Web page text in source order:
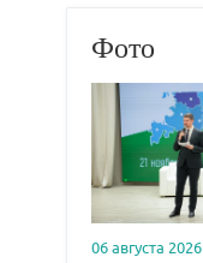
Фото
06 августа 2026